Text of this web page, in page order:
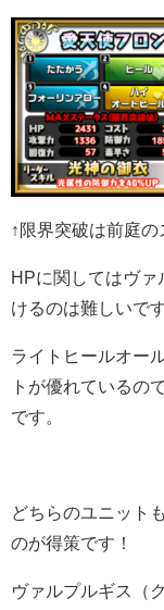
↑限界突破は前庭
HPに関してはヴ
けるのは難しいで
ライトヒールオー
トが優れているの
です。
どちらのユニット
のが得策です！
ヴァルプルギス（